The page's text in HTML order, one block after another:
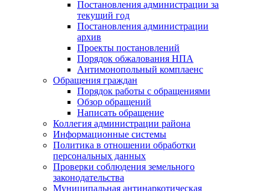
Постановления администрации за
текущий год
Постановления администрации
архив
Проекты постановлений
Порядок обжалования НПА
Антимонопольный комплаенс
Обращения граждан
Порядок работы с обращениями
Обзор обращений
Написать обращение
Коллегия администрации района
Информационные системы
Политика в отношении обработки
персональных данных
Проверки соблюдения земельного
законодательства
Муниципальная антинаркотическая